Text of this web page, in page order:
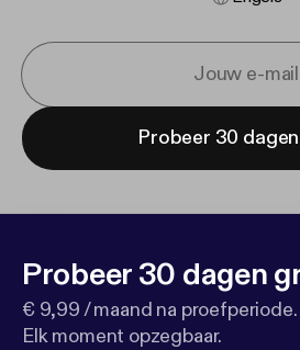
Probeer 30
Probeer 30 dagen
€ 9,99 / maand na proefperiode.
Elk moment opzegbaar.